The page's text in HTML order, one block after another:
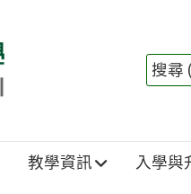
教學資訊 入學與